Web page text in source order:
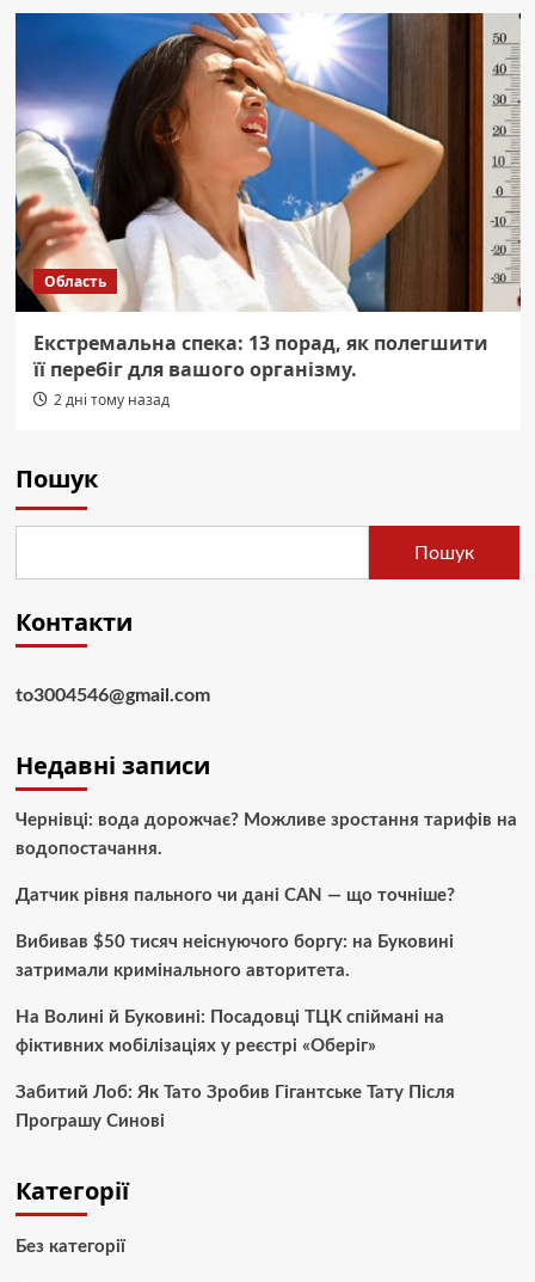
Область
Екстремальна спека: 13 порад, як полегшити
її перебіг для вашого організму.
2 дні тому назад
Пошук
Пошук
Контакти
to3004546@gmail.com
Недавні записи
Чернівці: вода дорожчає? Можливе зростання тарифів на
водопостачання.
Датчик рівня пального чи дані CAN — що точніше?
Вибивав $50 тисяч неіснуючого боргу: на Буковині
затримали кримінального авторитета.
На Волині й Буковині: Посадовці ТЦК спіймані на
фіктивних мобілізаціях у реєстрі «Оберіг»
Забитий Лоб: Як Тато Зробив Гігантське Тату Після
Програшу Синові
Категорії
Без категорії